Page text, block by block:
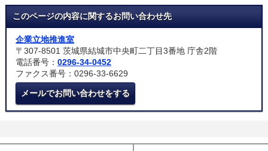
このページの内容に関するお問い合わせ先
企業立地推進室
〒307-8501 茨城県結城市中央町二丁目3番地 庁舎2階
電話番号： 0296-34-0452
ファクス番号：0296-33-6629
メールでお問い合わせをする